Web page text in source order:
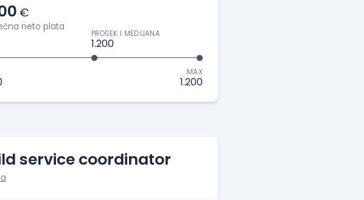
€
neto plata
PROSEK I MEDIJANA
1.200
MAX
1.200
service coordinator